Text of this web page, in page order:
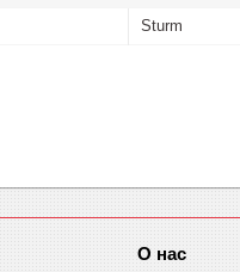
Sturm
О нас